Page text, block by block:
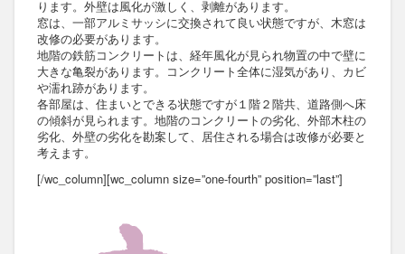
ります。外壁は風化が激しく、剥離があります。
窓は、一部アルミサッシに交換されて良い状態ですが、木窓は
改修の必要があります。
地階の鉄筋コンクリートは、経年風化が見られ物置の中で壁に
大きな亀裂があります。コンクリート全体に湿気があり、カビ
や濡れ跡があります。
各部屋は、住まいとできる状態ですが１階２階共、道路側へ床
の傾斜が見られます。地階のコンクリートの劣化、外部木柱の
劣化、外壁の劣化を勘案して、居住される場合は改修が必要と
考えます。
[/wc_column][wc_column size=”one-fourth” position=”last”]